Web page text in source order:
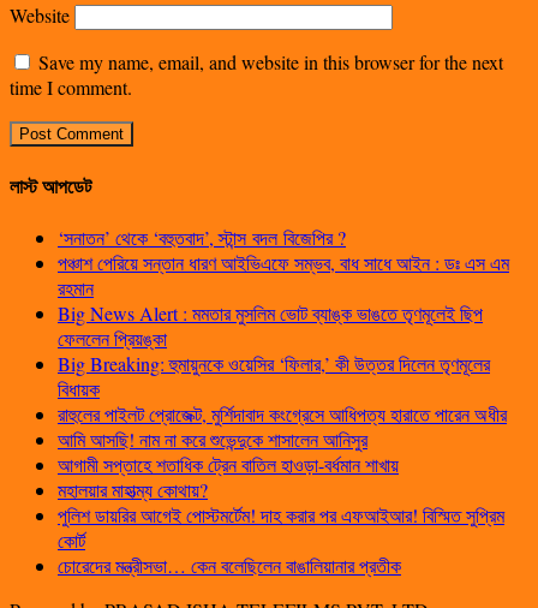
Website
Save my name, email, and website in this browser for the next
time I comment.
লাস্ট আপডেট
‘সনাতন’ থেকে ‘বহুতবাদ’, স্টান্স বদল বিজেপির ?
পঞ্চাশ পেরিয়ে সন্তান ধারণ আইভিএফে সম্ভব, বাধ সাধে আইন : ডঃ এস এম
রহমান
Big News Alert : মমতার মুসলিম ভোট ব্যাঙ্ক ভাঙতে তৃণমূলেই ছিপ
ফেললেন প্রিয়ঙ্কা
Big Breaking: হুমায়ুনকে ওয়েসির ‘ফিলার,’ কী উত্তর দিলেন তৃণমূলের
বিধায়ক
রাহুলের পাইলট প্রোজেক্ট, মুর্শিদাবাদ কংগ্রেসে আধিপত্য হারাতে পারেন অধীর
আমি আসছি! নাম না করে শুভেন্দুকে শাসালেন আনিসুর
আগামী সপ্তাহে শতাধিক ট্রেন বাতিল হাওড়া-বর্ধমান শাখায়
মহালয়ার মাহাত্ম্য কোথায়?
পুলিশ ডায়রির আগেই পোস্টমর্টেম! দাহ করার পর এফআইআর! বিস্মিত সুপ্রিম
কোর্ট
চোরেদের মন্ত্রীসভা… কেন বলেছিলেন বাঙালিয়ানার প্রতীক